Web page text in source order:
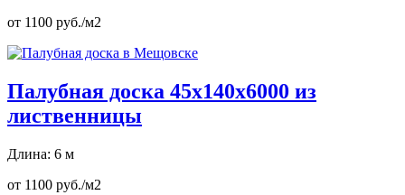
от 1100 руб./м2
Палубная доска 45х140х6000 из
лиственницы
Длина: 6 м
от 1100 руб./м2